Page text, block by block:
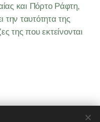
και Πόρτο Ράφτη,
ταυτότητα της
της που εκτείνονται